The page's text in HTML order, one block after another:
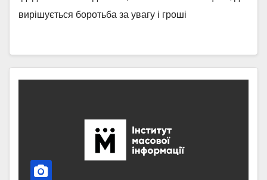
вирішується боротьба за увагу і гроші